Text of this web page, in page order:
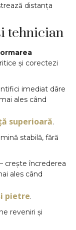
distanța
tehnician
și corectezi
imediat dâre
ales când
superioară.
stabilă, fără
– crește încrederea
ales când
pietre.
reveniri și